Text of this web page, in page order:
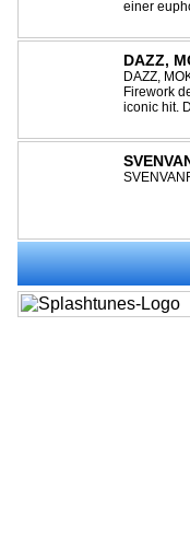
einer
aus
Rhythmen
DAZZ,
DERAZ -
DAZZ,
Firework
iconic hit.
cover
emotional